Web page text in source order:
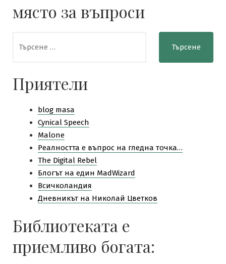
епопеята
място за въпроси
за:
Приятели
blog masa
Cynical Speech
Malone
Pеалността е въпрос на гледна точка…
The Digital Rebel
Блогът на един MadWizard
Всичколандия
Дневникът на Николай Цветков
Библиотеката е
приемливо богата: